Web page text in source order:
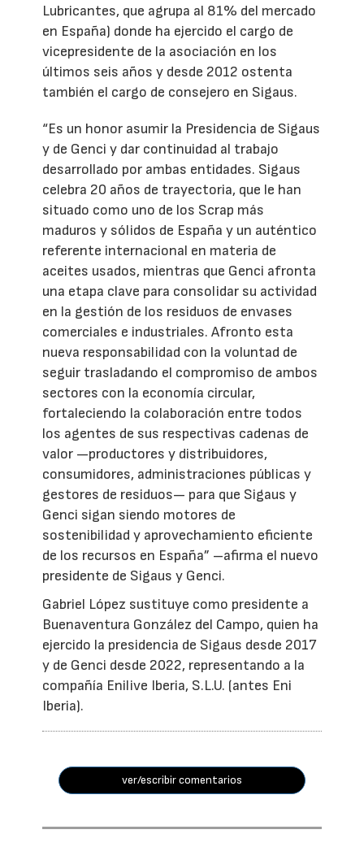
Lubricantes, que agrupa al 81% del mercado
en España) donde ha ejercido el cargo de
vicepresidente de la asociación en los
últimos seis años y desde 2012 ostenta
también el cargo de consejero en Sigaus.
“Es un honor asumir la Presidencia de Sigaus
y de Genci y dar continuidad al trabajo
desarrollado por ambas entidades. Sigaus
celebra 20 años de trayectoria, que le han
situado como uno de los Scrap más
maduros y sólidos de España y un auténtico
referente internacional en materia de
aceites usados, mientras que Genci afronta
una etapa clave para consolidar su actividad
en la gestión de los residuos de envases
comerciales e industriales. Afronto esta
nueva responsabilidad con la voluntad de
seguir trasladando el compromiso de ambos
sectores con la economía circular,
fortaleciendo la colaboración entre todos
los agentes de sus respectivas cadenas de
valor —productores y distribuidores,
consumidores, administraciones públicas y
gestores de residuos— para que Sigaus y
Genci sigan siendo motores de
sostenibilidad y aprovechamiento eficiente
de los recursos en España” –afirma el nuevo
presidente de Sigaus y Genci.
Gabriel López sustituye como presidente a
Buenaventura González del Campo, quien ha
ejercido la presidencia de Sigaus desde 2017
y de Genci desde 2022, representando a la
compañía Enilive Iberia, S.L.U. (antes Eni
Iberia).
ver/escribir comentarios